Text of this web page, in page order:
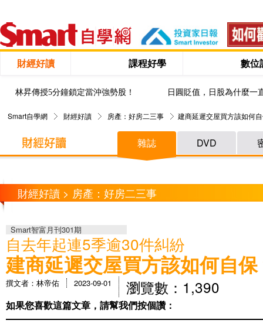
財經好讀 課程好學 數位
林昇傳授5分鐘鎖定當沖強勢股！ 日圓貶值，日股為什麼一
Smart自學網 財經好讀 房產：好房二三事 建商延遲交屋買方該如何
雜誌 DVD
財經好讀 > 房產：好房二三事
Smart智富月刊301期
自去年起連5季逾30件糾紛
建商延遲交屋買方該如何自
撰文者：林帝佑 2023-09-01 瀏覽數：1,390
如果您喜歡這篇文章，請幫我們按個讚：